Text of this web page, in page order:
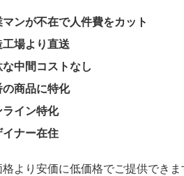
ンが不在で人件費をカット
場より直送
中間コストなし
商品に特化
イン特化
ナー在住
格より安価に低価格でご提供でき